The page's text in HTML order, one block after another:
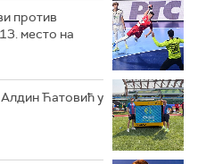
против
место на
Ћатовић у